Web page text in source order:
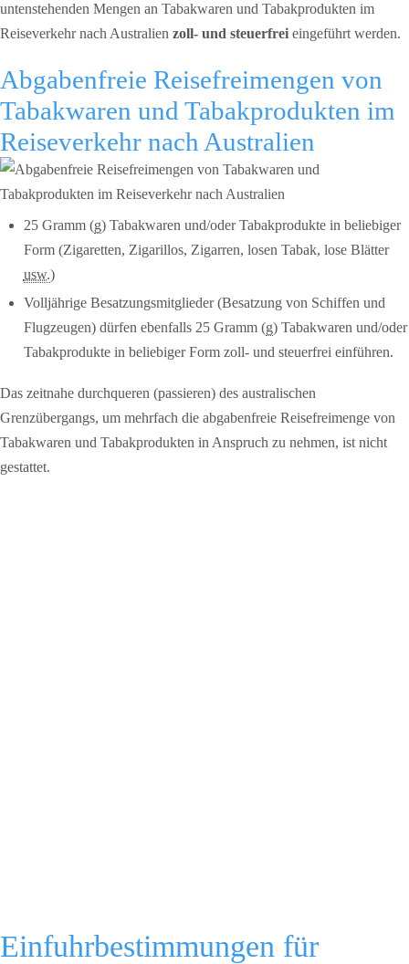
untenstehenden Mengen an Tabakwaren und Tabakprodukten im
Reiseverkehr nach Australien zoll- und steuerfrei eingeführt werden.
Abgabenfreie Reisefreimengen von
Tabakwaren und Tabakprodukten im
Reiseverkehr nach Australien
25 Gramm (g) Tabakwaren und/oder Tabakprodukte in beliebiger
Form (Zigaretten, Zigarillos, Zigarren, losen Tabak, lose Blätter
usw.)
Volljährige Besatzungsmitglieder (Besatzung von Schiffen und
Flugzeugen) dürfen ebenfalls 25 Gramm (g) Tabakwaren und/oder
Tabakprodukte in beliebiger Form zoll- und steuerfrei einführen.
Das zeitnahe durchqueren (passieren) des australischen
Grenzübergangs, um mehrfach die abgabenfreie Reisefreimenge von
Tabakwaren und Tabakprodukten in Anspruch zu nehmen, ist nicht
gestattet.
Einfuhrbestimmungen für